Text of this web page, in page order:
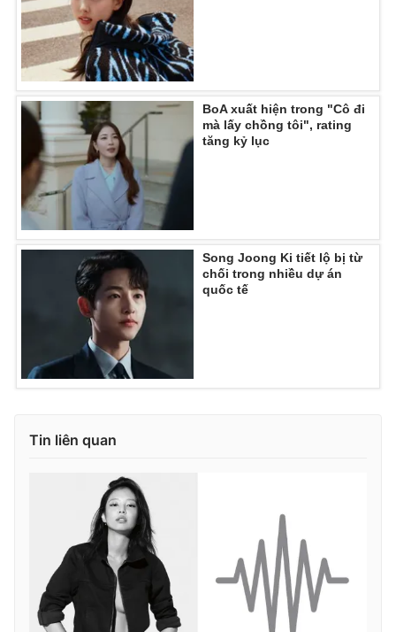
BoA xuất hiện trong "Cô đi
mà lấy chồng tôi", rating
tăng kỷ lục
Song Joong Ki tiết lộ bị từ
chối trong nhiều dự án
quốc tế
Tin liên quan